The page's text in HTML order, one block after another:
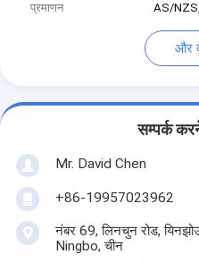
प्रमाणन
AS/
और
सम्पर्क
Mr. David Chen
+86-19957023962
नंबर 69, लिनचुन रोड, यिनझोउ
Ningbo, चीन